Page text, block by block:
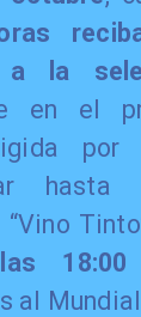
a la
en el
por
hasta
al